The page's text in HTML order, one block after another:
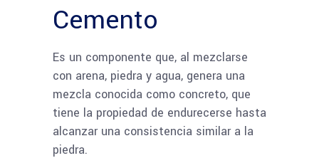
Cemento
Es un componente que, al mezclarse
con arena, piedra y agua, genera una
mezcla conocida como concreto, que
tiene la propiedad de endurecerse hasta
alcanzar una consistencia similar a la
piedra.